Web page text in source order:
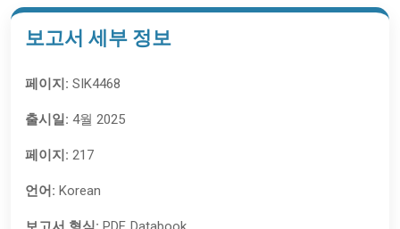
보고서 세부 정보
페이지: SIK4468
출시일: 4월 2025
페이지: 217
언어: Korean